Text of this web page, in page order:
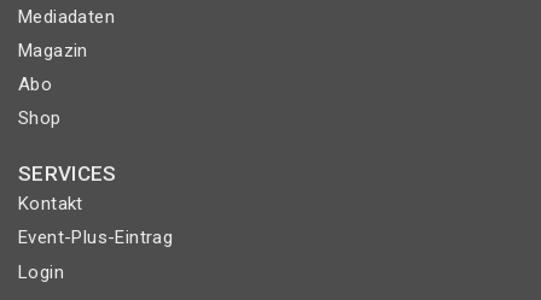
Mediadaten
Magazin
Abo
Shop
SERVICES
Kontakt
Event-Plus-Eintrag
Login